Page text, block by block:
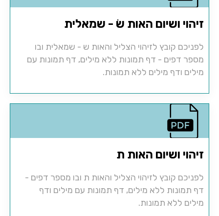
זיהוי ושיום האות שׂ - שמאלית
לפניכם קובץ לזיהוי הצליל והאות ש - שמאלית ובו
מספר דפים - דף תמונות ללא מילים, דף תמונות עם
מילים ודף מילים ללא תמונות.
זיהוי ושיום האות ת
לפניכם קובץ לזיהוי הצליל והאות ת ובו מספר דפים -
דף תמונות ללא מילים, דף תמונות עם מילים ודף
מילים ללא תמונות.